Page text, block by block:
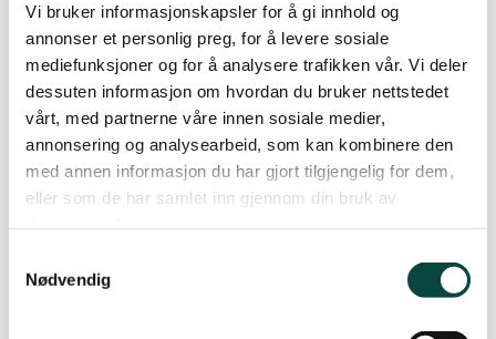
Vi bruker informasjonskapsler for å gi innhold og
annonser et personlig preg, for å levere sosiale
mediefunksjoner og for å analysere trafikken vår. Vi deler
dessuten informasjon om hvordan du bruker nettstedet
vårt, med partnerne våre innen sosiale medier,
annonsering og analysearbeid, som kan kombinere den
med annen informasjon du har gjort tilgjengelig for dem,
eller som de har samlet inn gjennom din bruk av
Nødvendig
Ulovlig fylling i Falkangervegen 235
Overskuddsmasser fra Veten rundt er fortsatt ikke fjernet.
Vi følger opp saken.